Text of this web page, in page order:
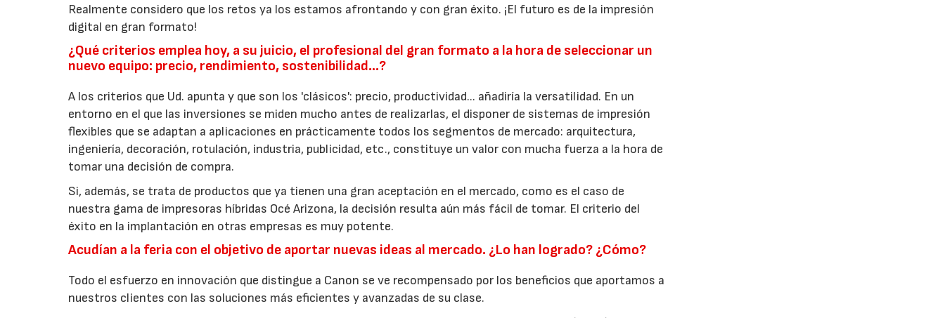
Realmente considero que los retos ya los estamos afrontando y con gran éxito. ¡El futuro es de la impresión
digital en gran formato!
¿Qué criterios emplea hoy, a su juicio, el profesional del gran formato a la hora de seleccionar un
nuevo equipo: precio, rendimiento, sostenibilidad…?
A los criterios que Ud. apunta y que son los 'clásicos': precio, productividad... añadiría la versatilidad. En un
entorno en el que las inversiones se miden mucho antes de realizarlas, el disponer de sistemas de impresión
flexibles que se adaptan a aplicaciones en prácticamente todos los segmentos de mercado: arquitectura,
ingeniería, decoración, rotulación, industria, publicidad, etc., constituye un valor con mucha fuerza a la hora de
tomar una decisión de compra.
Si, además, se trata de productos que ya tienen una gran aceptación en el mercado, como es el caso de
nuestra gama de impresoras híbridas Océ Arizona, la decisión resulta aún más fácil de tomar. El criterio del
éxito en la implantación en otras empresas es muy potente.
Acudían a la feria con el objetivo de aportar nuevas ideas al mercado. ¿Lo han logrado? ¿Cómo?
Todo el esfuerzo en innovación que distingue a Canon se ve recompensado por los beneficios que aportamos a
nuestros clientes con las soluciones más eficientes y avanzadas de su clase.